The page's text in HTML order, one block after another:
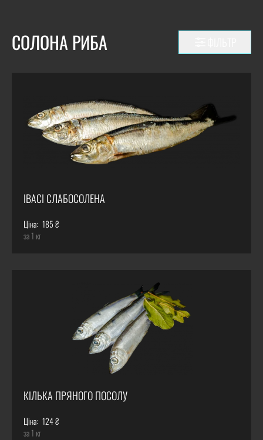
СОЛОНА РИБА
ІВАСІ СЛАБОСОЛЕНА
Ціна: 185 ₴
за 1 кг
КІЛЬКА ПРЯНОГО ПОСОЛУ
Ціна: 124 ₴
за 1 кг